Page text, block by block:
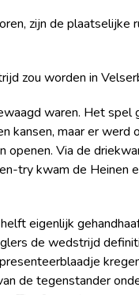
zijn de
zou worden in
waren. Het
kansen, maar er
openen. Via de
try kwam de Heinen
eigenlijk
de wedstrijd
de tegenstander